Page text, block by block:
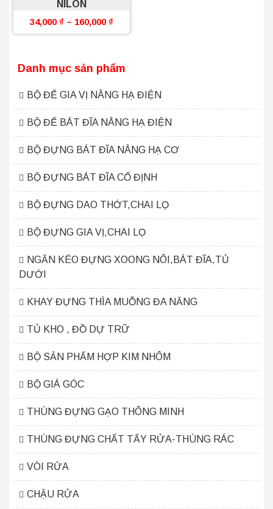
NILON
34,000 ₫ – 160,000 ₫
Danh mục sản phẩm
BỘ ĐỂ GIA VỊ NÂNG HẠ ĐIỆN
BỘ ĐỂ BÁT ĐĨA NÂNG HẠ ĐIỆN
BỘ ĐỰNG BÁT ĐĨA NÂNG HẠ CƠ
BỘ ĐỰNG BÁT ĐĨA CỐ ĐỊNH
BỘ ĐỰNG DAO THỚT,CHAI LỌ
BỘ ĐỰNG GIA VỊ,CHAI LỌ
NGĂN KÉO ĐỰNG XOONG NÔI,BÁT ĐĨA,TỦ
DƯỚI
KHAY ĐỰNG THÌA MUỖNG ĐA NĂNG
TỦ KHO , ĐỒ DỰ TRỮ
BỘ SẢN PHẨM HỢP KIM NHÔM
BỘ GIÁ GÓC
THÙNG ĐỰNG GẠO THÔNG MINH
THÙNG ĐỰNG CHẤT TẨY RỬA-THÙNG RÁC
VÒI RỬA
CHẬU RỬA